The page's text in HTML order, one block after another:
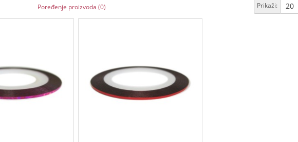
Poređenje proizvoda (0) Prikaži: